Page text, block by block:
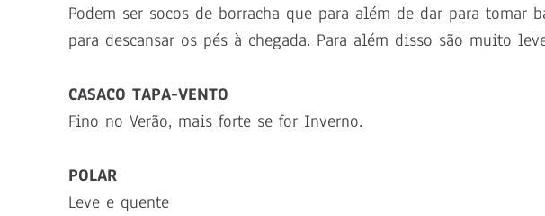
Podem ser socos de borracha que para além de dar para tomar
para descansar os pés à chegada. Para além disso são muito
CASACO TAPA-VENTO
Fino no Verão, mais forte se for Inverno.
POLAR
Leve e quente